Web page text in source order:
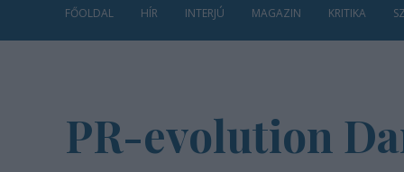
FŐOLDAL HÍR INTERJÚ MAGAZIN KRITIKA
PR-evolution